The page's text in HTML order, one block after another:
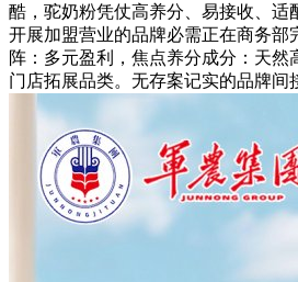
酷，驼奶粉凭仗高养分、易接收、适
开展加盟营业的品牌必需正在商务
阵：多元盈利，焦点养分成分：天
门店拓展品类。无存案记实的品牌间